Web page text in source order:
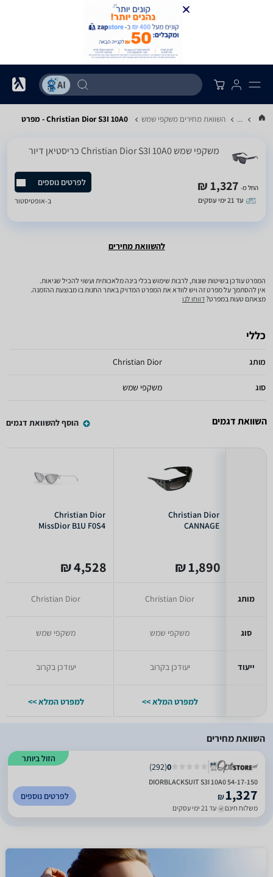
... השוואת מחירים משקפי שמש Christian Dior S3I 10A0 - מפרט
משקפי שמש Christian Dior S3I 10A0 כריסטיאן דיור
החל מ- 1,327 ₪
עד 21 ימי עסקים
לפרטים נוספים
ב-אופטיסטור
להשוואת מחירים
המפרט עודכן בשיטות שונות, לרבות שימוש בכלי בינה מלאכותית ועשוי להכיל שגיאות.
אין להסתמך על מפרט זה ויש לוודא את המפרט המדויק באתר החנות בו מבוצעת ההזמנה.
מצאתם טעות במפרט?דווחו לנו
כללי
מותג Christian Dior
סוג משקפי שמש
השוואת דגמים הוסף להשוואת דגמים
מותג
סוג
ייעוד
Christian Dior
CANNAGE
1,890 ₪
Christian Dior
משקפי שמש
יעודכן בקרוב
למפרט המלא >>
Christian Dior
MissDior B1U F0S4
4,528 ₪
Christian Dior
משקפי שמש
יעודכן בקרוב
למפרט המלא >>
השוואת מחירים
הזול ביותר
0
(
292
)
DIORBLACKSUIT S3I 10A0 54-17-150
₪1,327
משלוח חינם עד 21 ימי עסקים
לפרטים נוספים